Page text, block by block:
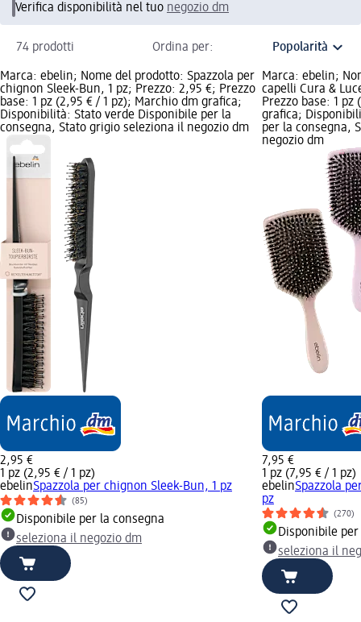
Verifica disponibilità nel tuo negozio dm
74 prodotti Ordina per:
Marca: ebelin; Nome del prodotto: Spazzola per
chignon Sleek-Bun, 1 pz; Prezzo: 2,95 €; Prezzo
base: 1 pz (2,95 € / 1 pz); Marchio dm grafica;
Disponibilità: Stato verde Disponibile per la
consegna, Stato grigio seleziona il negozio dm
2,95 €
1 pz (2,95 € / 1 pz)
ebelinSpazzola per chignon Sleek-Bun, 1 pz
(85)
Disponibile per la consegna
seleziona il negozio dm
Marca: ebelin;
capelli Cura &
Prezzo base: 1 pz
grafica;
per la consegna,
negozio dm
7,95 €
1 pz (7,95 € / 1 pz)
ebelinSpazzola
pz
(270)
Disponibile
seleziona il